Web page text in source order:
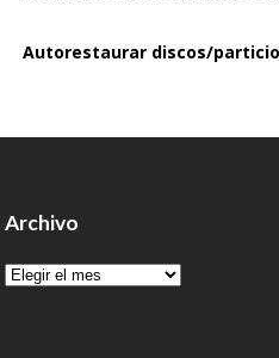
Autorestaurar discos/
Archivo
Archivo